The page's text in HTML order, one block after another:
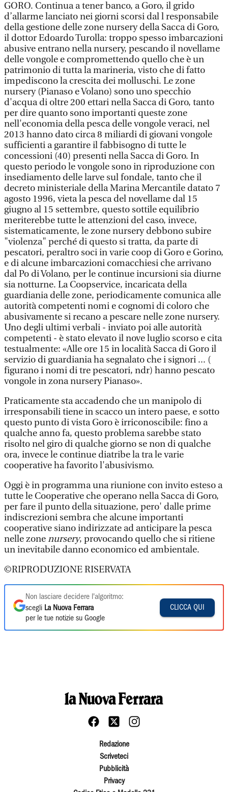
GORO. Continua a tener banco, a Goro, il grido
d’allarme lanciato nei giorni scorsi dal l responsabile
della gestione delle zone nursery della Sacca di Goro,
il dottor Edoardo Turolla: troppo spesso imbarcazioni
abusive entrano nella nursery, pescando il novellame
delle vongole e compromettendo quello che è un
patrimonio di tutta la marineria, visto che di fatto
impediscono la crescita dei molluschi. Le zone
nursery (Pianaso e Volano) sono uno specchio
d'acqua di oltre 200 ettari nella Sacca di Goro, tanto
per dire quanto sono importanti queste zone
nell'economia della pesca delle vongole veraci, nel
2013 hanno dato circa 8 miliardi di giovani vongole
sufficienti a garantire il fabbisogno di tutte le
concessioni (40) presenti nella Sacca di Goro. In
questo periodo le vongole sono in riproduzione con
insediamento delle larve sul fondale, tanto che il
decreto ministeriale della Marina Mercantile datato 7
agosto 1996, vieta la pesca del novellame dal 15
giugno al 15 settembre, questo sottile equilibrio
meriterebbe tutte le attenzioni del caso, invece,
sistematicamente, le zone nursery debbono subire
"violenza" perché di questo si tratta, da parte di
pescatori, peraltro soci in varie coop di Goro e Gorino,
e di alcune imbarcazioni comacchiesi che arrivano
dal Po di Volano, per le continue incursioni sia diurne
sia notturne. La Coopservice, incaricata della
guardiania delle zone, periodicamente comunica alle
autorità competenti nomi e cognomi di coloro che
abusivamente si recano a pescare nelle zone nursery.
Uno degli ultimi verbali - inviato poi alle autorità
competenti - è stato elevato il nove luglio scorso e cita
testualmente: «Alle ore 15 in località Sacca di Goro il
servizio di guardiania ha segnalato che i signori ... (
figurano i nomi di tre pescatori, ndr) hanno pescato
vongole in zona nursery Pianaso».
Praticamente sta accadendo che un manipolo di
irresponsabili tiene in scacco un intero paese, e sotto
questo punto di vista Goro è irriconoscibile: fino a
qualche anno fa, questo problema sarebbe stato
risolto nel giro di qualche giorno se non di qualche
ora, invece le continue diatribe la tra le varie
cooperative ha favorito l'abusivismo.
Oggi è in programma una riunione con invito esteso a
tutte le Cooperative che operano nella Sacca di Goro,
per fare il punto della situazione, pero' dalle prime
indiscrezioni sembra che alcune importanti
cooperative siano indirizzate ad anticipare la pesca
nelle zonenursery, provocando quello che si ritiene
un inevitabile danno economico ed ambientale.
©RIPRODUZIONE RISERVATA
Non lasciare decidere l'algoritmo:
scegli La Nuova Ferrara
per le tue notizie su Google
CLICCA QUI
Redazione
Scriveteci
Pubblicità
Privacy